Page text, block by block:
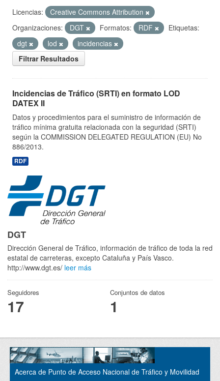
Licencias:
Creative Commons Attribution
Organizaciones:
DGT Formatos: RDF
Etiquetas:
dgt
lod
incidencias
Filtrar Resultados
Incidencias de Tráfico (SRTI) en formato LOD
DATEX II
Datos y procedimientos para el suministro de información de
tráfico mínima gratuita relacionada con la seguridad (SRTI)
según la COMMISSION DELEGATED REGULATION (EU) No
886/2013.
RDF
DGT
Dirección General de Tráfico, información de tráfico de toda la red
estatal de carreteras, excepto Cataluña y País Vasco.
http://www.dgt.es/ leer más
Seguidores
17
Conjuntos de datos
1
Acerca de Punto de Acceso Nacional de Tráfico y Movilidad